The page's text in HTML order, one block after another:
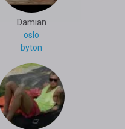
Damian
oslo
byton